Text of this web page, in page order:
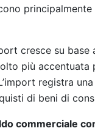
cresce su
più accentuata
registra
di beni di
commerciale